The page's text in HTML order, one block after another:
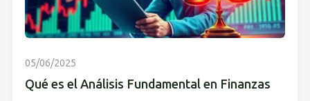
05/06/2025
Qué es el Análisis Fundamental en Finanzas